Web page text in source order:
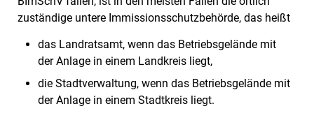
zuständige untere Immissionsschutzbehörde, das heißt
das Landratsamt, wenn das Betriebsgelände mit
der Anlage in einem Landkreis liegt,
die Stadtverwaltung, wenn das Betriebsgelände mit
der Anlage in einem Stadtkreis liegt.